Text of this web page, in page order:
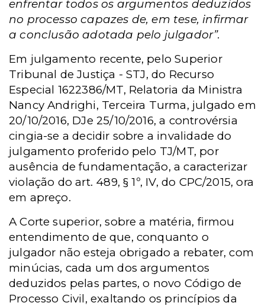
enfrentar todos os argumentos deduzidos
no processo capazes de, em tese, infirmar
a conclusão adotada pelo julgador”.
Em julgamento recente, pelo Superior
Tribunal de Justiça - STJ, do Recurso
Especial 1622386/MT, Relatoria da Ministra
Nancy Andrighi, Terceira Turma, julgado em
20/10/2016, DJe 25/10/2016, a controvérsia
cingia-se a decidir sobre a invalidade do
julgamento proferido pelo TJ/MT, por
ausência de fundamentação, a caracterizar
violação do art. 489, § 1º, IV, do CPC/2015, ora
em apreço.
A Corte superior, sobre a matéria, firmou
entendimento de que, conquanto o
julgador não esteja obrigado a rebater, com
minúcias, cada um dos argumentos
deduzidos pelas partes, o novo Código de
Processo Civil, exaltando os princípios da